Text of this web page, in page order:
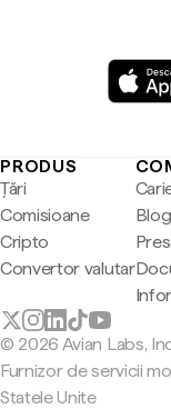
PRODUS
Țări
Comisioane
Cripto
Convertor valutar
Blog
© 2026 Avian Labs,
Furnizor de servicii
Statele Unite